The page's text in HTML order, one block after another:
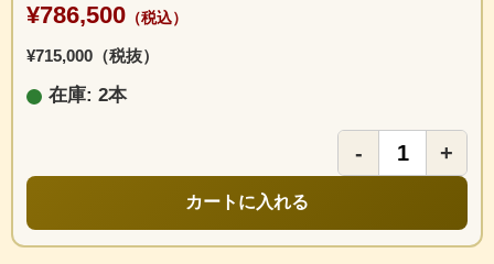
¥786,500 （税込）
¥715,000（税抜）
在庫: 2本
- +
カートに入れる